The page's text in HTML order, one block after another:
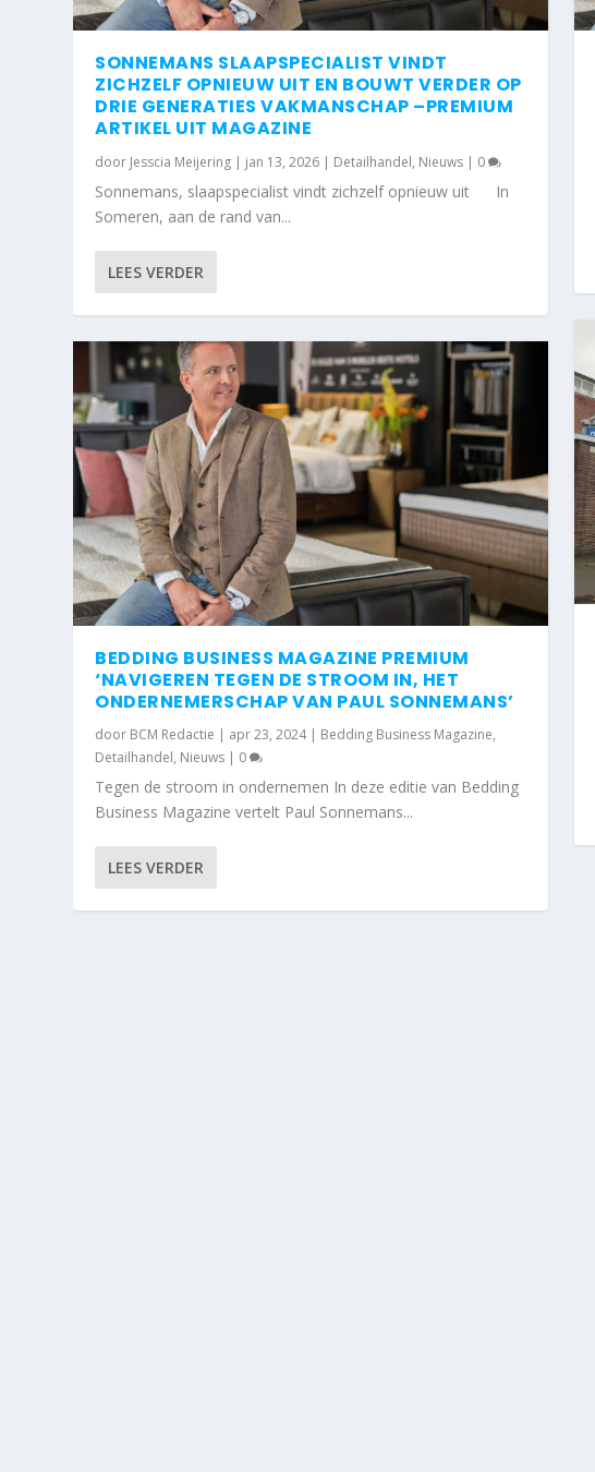
SONNEMANS SLAAPSPECIALIST VINDT
ZICHZELF OPNIEUW UIT EN BOUWT VERDER OP
DRIE GENERATIES VAKMANSCHAP –PREMIUM
ARTIKEL UIT MAGAZINE
door Jesscia Meijering | jan 13, 2026 | Detailhandel, Nieuws | 0
Sonnemans, slaapspecialist vindt zichzelf opnieuw uit In
Someren, aan de rand van...
LEES VERDER
BEDDING BUSINESS MAGAZINE PREMIUM
‘NAVIGEREN TEGEN DE STROOM IN, HET
ONDERNEMERSCHAP VAN PAUL SONNEMANS’
door BCM Redactie | apr 23, 2024| Bedding Business Magazine,
Detailhandel, Nieuws | 0
Tegen de stroom in ondernemen In deze editie van Bedding
Business Magazine vertelt Paul Sonnemans...
LEES VERDER